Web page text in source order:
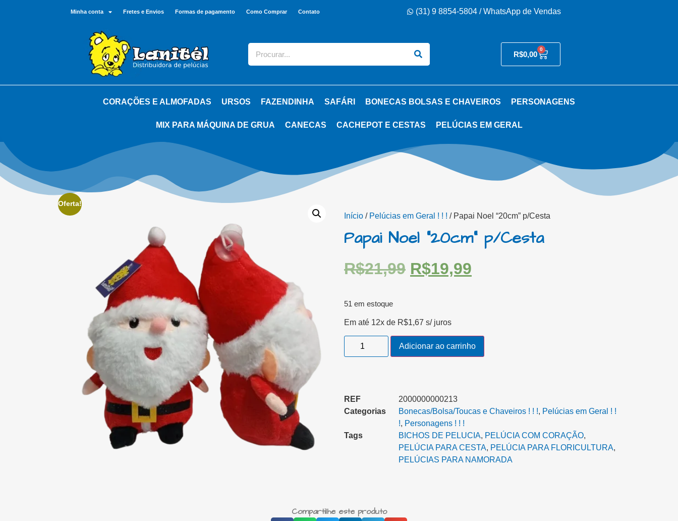
Minha conta Fretes e Envios Formas de pagamento Como Comprar Contato (31) 9 8854-5804 / WhatsApp de Vendas
R$0,00
0
CORAÇÕES E ALMOFADAS URSOS FAZENDINHA SAFÁRI BONECAS BOLSAS E CHAVEIROS PERSONAGENS
MIX PARA MÁQUINA DE GRUA CANECAS CACHEPOT E CESTAS PELÚCIAS EM GERAL
Oferta!
Início / Pelúcias em Geral ! ! ! / Papai Noel “20cm” p/Cesta
Papai Noel “20cm” p/Cesta
R$21,99 R$19,99
51 em estoque
Em até 12x de R$1,67 s/ juros
Adicionar ao carrinho
REF
2000000000213
Categorias
Bonecas/Bolsa/Toucas e Chaveiros ! ! !, Pelúcias em Geral ! !
!, Personagens ! ! !
Tags
BICHOS DE PELUCIA, PELÚCIA COM CORAÇÃO,
PELÚCIA PARA CESTA‎, PELÚCIA PARA FLORICULTURA,
PELÚCIAS PARA NAMORADA
Compartilhe este produto